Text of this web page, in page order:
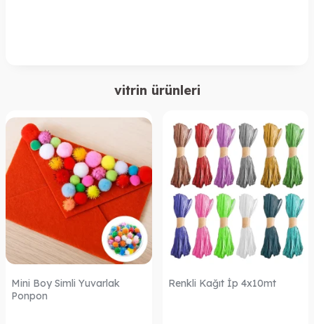
vitrin ürünleri
Mini Boy Simli Yuvarlak
Ponpon
Renkli Kağıt İp 4x10mt